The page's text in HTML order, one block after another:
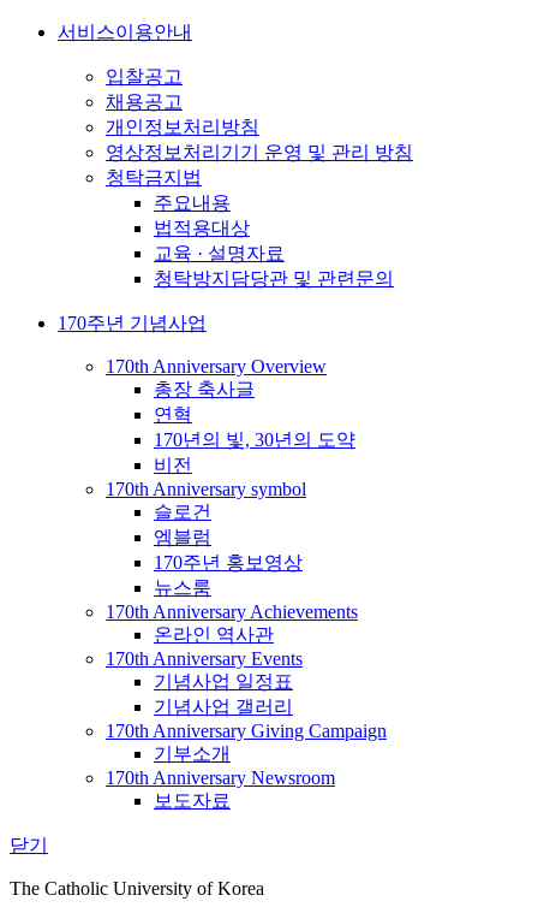
서비스이용안내
입찰공고
채용공고
개인정보처리방침
영상정보처리기기 운영 및 관리 방침
청탁금지법
주요내용
법적용대상
교육 · 설명자료
청탁방지담당관 및 관련문의
170주년 기념사업
170th Anniversary Overview
총장 축사글
연혁
170년의 빛, 30년의 도약
비전
170th Anniversary symbol
슬로건
엠블럼
170주년 홍보영상
뉴스룸
170th Anniversary Achievements
온라인 역사관
170th Anniversary Events
기념사업 일정표
기념사업 갤러리
170th Anniversary Giving Campaign
기부소개
170th Anniversary Newsroom
보도자료
닫기
The Catholic University of Korea